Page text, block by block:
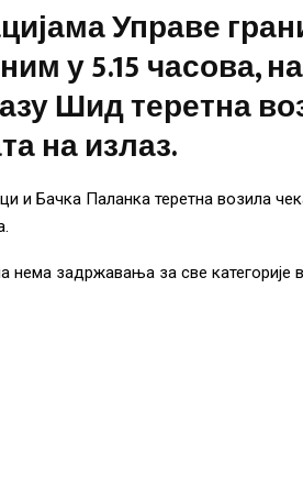
Управе
у 5.15 часова, на
Шид теретна
на излаз.
и Бачка Паланка теретна возила
нема задржавања за све категорије